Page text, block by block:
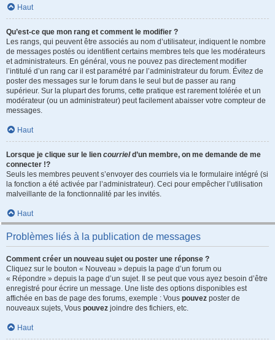
Haut
Qu’est-ce que mon rang et comment le modifier ?
Les rangs, qui peuvent être associés au nom d’utilisateur, indiquent le nombre
de messages postés ou identifient certains membres tels que les modérateurs
et administrateurs. En général, vous ne pouvez pas directement modifier
l’intitulé d’un rang car il est paramétré par l’administrateur du forum. Évitez de
poster des messages sur le forum dans le seul but de passer au rang
supérieur. Sur la plupart des forums, cette pratique est rarement tolérée et un
modérateur (ou un administrateur) peut facilement abaisser votre compteur de
messages.
Haut
Lorsque je clique sur le lien courrield’un membre, on me demande de me
connecter !?
Seuls les membres peuvent s’envoyer des courriels via le formulaire intégré (si
la fonction a été activée par l’administrateur). Ceci pour empêcher l’utilisation
malveillante de la fonctionnalité par les invités.
Haut
Problèmes liés à la publication de messages
Comment créer un nouveau sujet ou poster une réponse ?
Cliquez sur le bouton « Nouveau » depuis la page d’un forum ou
« Répondre » depuis la page d’un sujet. Il se peut que vous ayez besoin d’être
enregistré pour écrire un message. Une liste des options disponibles est
affichée en bas de page des forums, exemple : Vous pouvez poster de
nouveaux sujets, Vous pouvez joindre des fichiers, etc.
Haut